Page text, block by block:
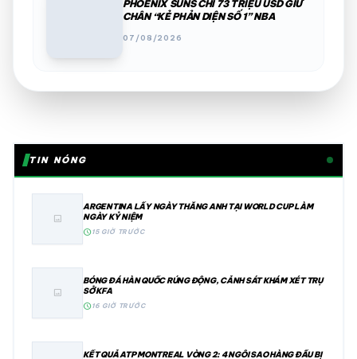
PHOENIX SUNS CHI 73 TRIỆU USD GIỮ
CHÂN “KẺ PHẢN DIỆN SỐ 1” NBA
07/08/2026
TIN NÓNG
image
ARGENTINA LẤY NGÀY THẮNG ANH TẠI WORLD CUP LÀM
NGÀY KỶ NIỆM
schedule15 GIỜ TRƯỚC
image
BÓNG ĐÁ HÀN QUỐC RÚNG ĐỘNG, CẢNH SÁT KHÁM XÉT TRỤ
SỞ KFA
schedule16 GIỜ TRƯỚC
KẾT QUẢ ATP MONTREAL VÒNG 2: 4 NGÔI SAO HÀNG ĐẦU BỊ